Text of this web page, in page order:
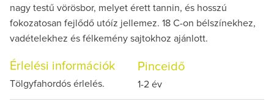
nagy testű vörösbor, melyet érett tannin, és hosszú
fokozatosan fejlődő utóíz jellemez. 18 C-on bélszínekhez,
vadételekhez és félkemény sajtokhoz ajánlott.
Érlelési információk
Tölgyfahordós érlelés.
Pinceidő
1-2 év